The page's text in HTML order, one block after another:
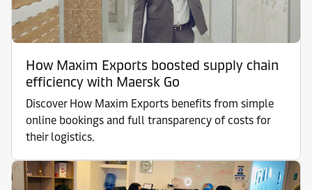
How Maxim Exports boosted supply chain
efficiency with Maersk Go
Discover How Maxim Exports benefits from simple
online bookings and full transparency of costs for
their logistics.